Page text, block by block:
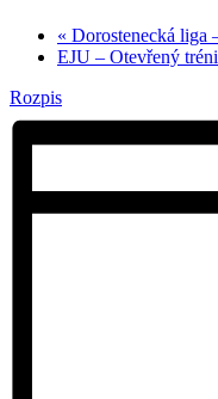
« Dorostenecká liga
EJU – Otevřený
Rozpis